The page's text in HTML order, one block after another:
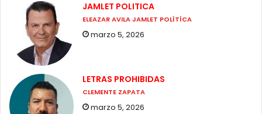
JAMLET POLITICA
ELEAZAR AVILA JAMLET POLÍTÍCA
marzo 5, 2026
LETRAS PROHIBIDAS
CLEMENTE ZAPATA
marzo 5, 2026